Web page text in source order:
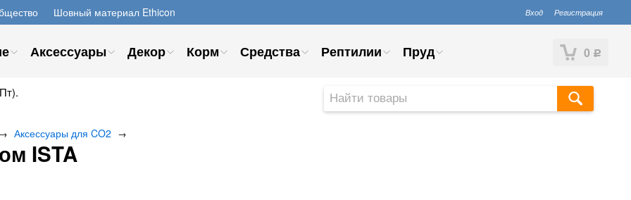
Шовный материал Ethicon Вход Регистрация
0 Р
Аксессуары Декор Корм Средства Рептилии Пруд
Аксессуары для CO2 →
ISTA